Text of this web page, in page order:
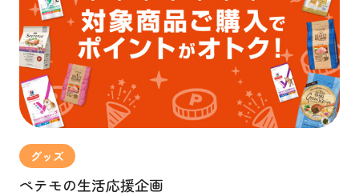
グッズ
ペテモの生活応援企画